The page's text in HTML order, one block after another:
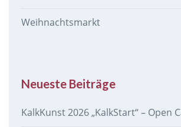
Weihnachtsmarkt
Neueste Beiträge
KalkKunst 2026 „KalkStart“ – Open